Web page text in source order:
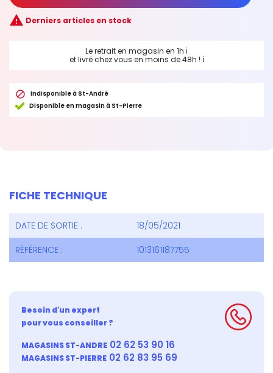
 Derniers articles en stock
Le retrait en magasin en 1h ℹ
et livré chez vous en moins de 48h ! ℹ
 Indisponible à St-André
Disponible en magasin à St-Pierre
FICHE TECHNIQUE
DATE DE SORTIE :
18/05/2021
RÉFÉRENCE :
1013161187755
Besoin d'un expert
pour vous conseiller ?
MAGASINS ST-ANDRE 02 62 53 90 16
MAGASINS ST-PIERRE 02 62 83 95 69